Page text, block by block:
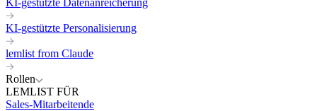
KI-gestützte Datenanreicherung
KI-gestützte Personalisierung
lemlist from Claude
Rollen
LEMLIST FÜR
Sales-Mitarbeitende